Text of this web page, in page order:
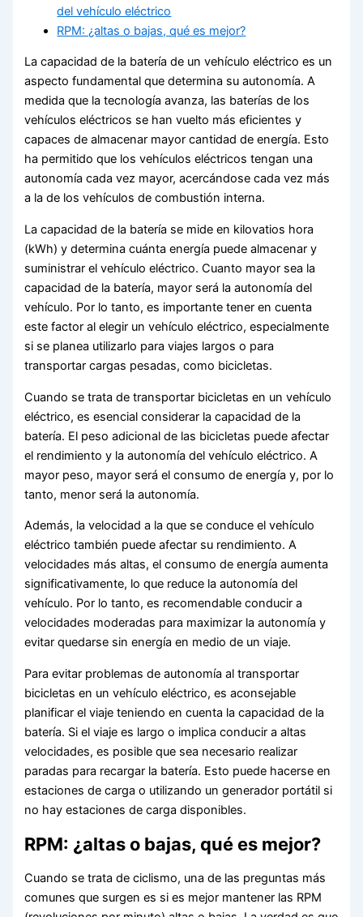
del vehículo eléctrico
RPM: ¿altas o bajas, qué es mejor?
La capacidad de la batería de un vehículo eléctrico es un
aspecto fundamental que determina su autonomía. A
medida que la tecnología avanza, las baterías de los
vehículos eléctricos se han vuelto más eficientes y
capaces de almacenar mayor cantidad de energía. Esto
ha permitido que los vehículos eléctricos tengan una
autonomía cada vez mayor, acercándose cada vez más
a la de los vehículos de combustión interna.
La capacidad de la batería se mide en kilovatios hora
(kWh) y determina cuánta energía puede almacenar y
suministrar el vehículo eléctrico. Cuanto mayor sea la
capacidad de la batería, mayor será la autonomía del
vehículo. Por lo tanto, es importante tener en cuenta
este factor al elegir un vehículo eléctrico, especialmente
si se planea utilizarlo para viajes largos o para
transportar cargas pesadas, como bicicletas.
Cuando se trata de transportar bicicletas en un vehículo
eléctrico, es esencial considerar la capacidad de la
batería. El peso adicional de las bicicletas puede afectar
el rendimiento y la autonomía del vehículo eléctrico. A
mayor peso, mayor será el consumo de energía y, por lo
tanto, menor será la autonomía.
Además, la velocidad a la que se conduce el vehículo
eléctrico también puede afectar su rendimiento. A
velocidades más altas, el consumo de energía aumenta
significativamente, lo que reduce la autonomía del
vehículo. Por lo tanto, es recomendable conducir a
velocidades moderadas para maximizar la autonomía y
evitar quedarse sin energía en medio de un viaje.
Para evitar problemas de autonomía al transportar
bicicletas en un vehículo eléctrico, es aconsejable
planificar el viaje teniendo en cuenta la capacidad de la
batería. Si el viaje es largo o implica conducir a altas
velocidades, es posible que sea necesario realizar
paradas para recargar la batería. Esto puede hacerse en
estaciones de carga o utilizando un generador portátil si
no hay estaciones de carga disponibles.
RPM: ¿altas o bajas, qué es mejor?
Cuando se trata de ciclismo, una de las preguntas más
comunes que surgen es si es mejor mantener las RPM